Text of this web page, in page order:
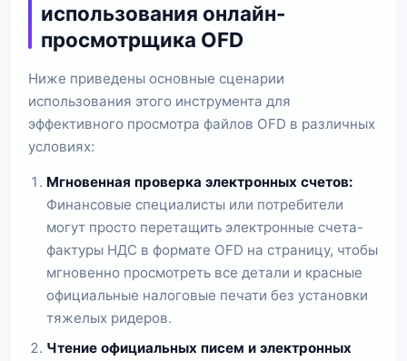
использования онлайн-
просмотрщика OFD
Ниже приведены основные сценарии
использования этого инструмента для
эффективного просмотра файлов OFD в различных
условиях:
Мгновенная проверка электронных счетов:
Финансовые специалисты или потребители
могут просто перетащить электронные счета-
фактуры НДС в формате OFD на страницу, чтобы
мгновенно просмотреть все детали и красные
официальные налоговые печати без установки
тяжелых ридеров.
Чтение официальных писем и электронных